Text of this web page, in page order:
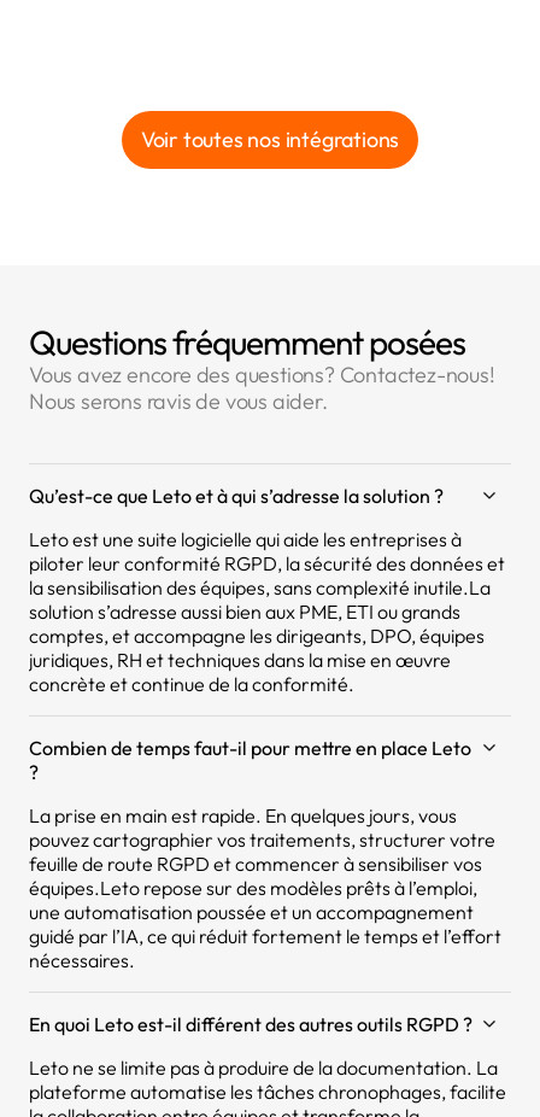
Voir toutes nos intégrations
Questions fréquemment posées
Vous avez encore des questions? Contactez-nous!
Nous serons ravis de vous aider.
Qu’est-ce que Leto et à qui s’adresse la solution ?
Leto est une suite logicielle qui aide les entreprises à
piloter leur conformité RGPD, la sécurité des données et
la sensibilisation des équipes, sans complexité inutile.La
solution s’adresse aussi bien aux PME, ETI ou grands
comptes, et accompagne les dirigeants, DPO, équipes
juridiques, RH et techniques dans la mise en œuvre
concrète et continue de la conformité.
Combien de temps faut-il pour mettre en place Leto
?
La prise en main est rapide. En quelques jours, vous
pouvez cartographier vos traitements, structurer votre
feuille de route RGPD et commencer à sensibiliser vos
équipes.Leto repose sur des modèles prêts à l’emploi,
une automatisation poussée et un accompagnement
guidé par l’IA, ce qui réduit fortement le temps et l’effort
nécessaires.
En quoi Leto est-il différent des autres outils RGPD ?
Leto ne se limite pas à produire de la documentation. La
plateforme automatise les tâches chronophages, facilite